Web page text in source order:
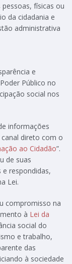
físicas ou
da cidadania e
administrativa
e
Público no
social nos
informações
direto com o
ao Cidadão”.
de suas
respondidas,
Lei.
compromisso na
à Lei da
social do
e trabalho,
das
à sociedade